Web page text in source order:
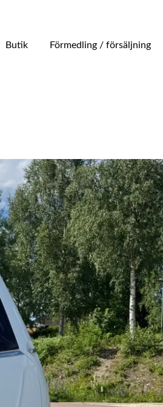
Butik Förmedling / försäljning